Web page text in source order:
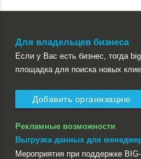
Для владельцев бизнеса
Если у Вас есть бизнес, тогда
площадка для поиска новых
Добавить организацию
Рекламные возможности
Выгрузка данных для
Мероприятия при поддержке